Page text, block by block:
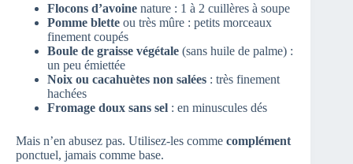
Flocons d’avoine nature : 1 à 2 cuillères à soupe
Pomme blette ou très mûre : petits morceaux
finement coupés
Boule de graisse végétale (sans huile de palme) :
un peu émiettée
Noix ou cacahuètes non salées : très finement
hachées
Fromage doux sans sel : en minuscules dés
Mais n’en abusez pas. Utilisez-les comme complément
ponctuel, jamais comme base.